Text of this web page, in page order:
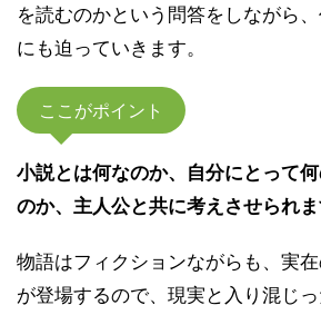
を読むのかという問答をしながら
にも迫っていきます。
ここがポイント
小説とは何なのか、自分にとって
のか、主人公と共に考えさせられま
物語はフィクションながらも、実
が登場するので、現実と入り混じ